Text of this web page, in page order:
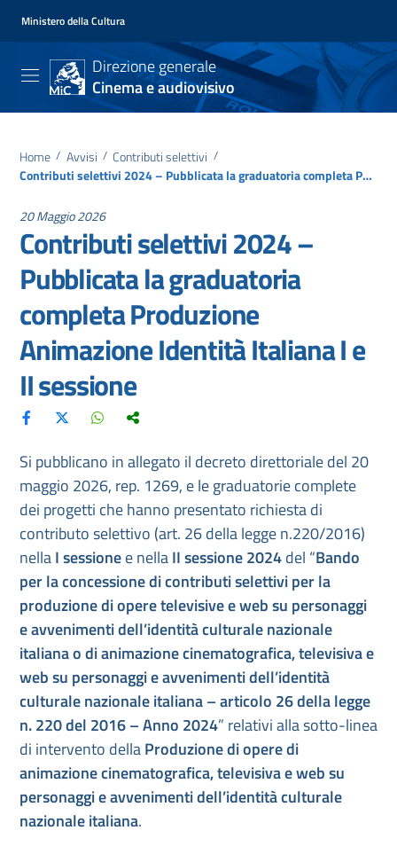
Ministero della Cultura
Direzione generale
Cinema e audiovisivo
Home / Avvisi / Contributi selettivi /
Contributi selettivi 2024 – Pubblicata la graduatoria completa Produzione Animazione Identità Italiana I e II sessione
20 Maggio 2026
Contributi selettivi 2024 –
Pubblicata la graduatoria
completa Produzione
Animazione Identità Italiana I e
II sessione
Si pubblicano in allegato il decreto direttoriale del 20
maggio 2026, rep. 1269, e le graduatorie complete
dei progetti che hanno presentato richiesta di
contributo selettivo (art. 26 della legge n.220/2016)
nellaI sessionee nellaII sessione 2024del “Bando
per la concessione di contributi selettivi per la
produzione di opere televisive e web su personaggi
e avvenimenti dell’identità culturale nazionale
italiana o di animazione cinematografica, televisiva e
web su personaggi e avvenimenti dell’identità
culturale nazionale italiana– articolo 26 della legge
n. 220 del 2016 – Anno 2024” relativi alla sotto-linea
di intervento dellaProduzione di opere di
animazione cinematografica, televisiva e web su
personaggi e avvenimenti dell’identità culturale
nazionale italiana.